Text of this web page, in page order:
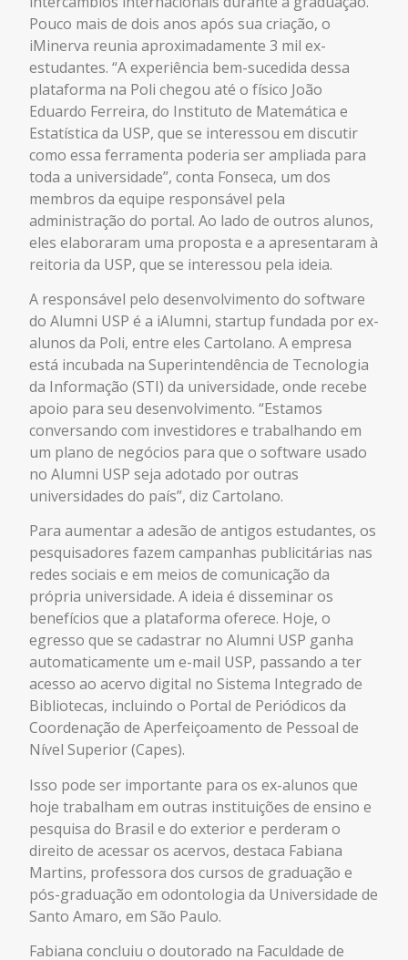
Pouco mais de dois anos após sua criação, o
iMinerva reunia aproximadamente 3 mil ex-
estudantes. “A experiência bem-sucedida dessa
plataforma na Poli chegou até o físico João
Eduardo Ferreira, do Instituto de Matemática e
Estatística da USP, que se interessou em discutir
como essa ferramenta poderia ser ampliada para
toda a universidade”, conta Fonseca, um dos
membros da equipe responsável pela
administração do portal. Ao lado de outros alunos,
eles elaboraram uma proposta e a apresentaram à
reitoria da USP, que se interessou pela ideia.
A responsável pelo desenvolvimento do software
do Alumni USP é a iAlumni, startup fundada por ex-
alunos da Poli, entre eles Cartolano. A empresa
está incubada na Superintendência de Tecnologia
da Informação (STI) da universidade, onde recebe
apoio para seu desenvolvimento. “Estamos
conversando com investidores e trabalhando em
um plano de negócios para que o software usado
no Alumni USP seja adotado por outras
universidades do país”, diz Cartolano.
Para aumentar a adesão de antigos estudantes, os
pesquisadores fazem campanhas publicitárias nas
redes sociais e em meios de comunicação da
própria universidade. A ideia é disseminar os
benefícios que a plataforma oferece. Hoje, o
egresso que se cadastrar no Alumni USP ganha
automaticamente um e-mail USP, passando a ter
acesso ao acervo digital no Sistema Integrado de
Bibliotecas, incluindo o Portal de Periódicos da
Coordenação de Aperfeiçoamento de Pessoal de
Nível Superior (Capes).
Isso pode ser importante para os ex-alunos que
hoje trabalham em outras instituições de ensino e
pesquisa do Brasil e do exterior e perderam o
direito de acessar os acervos, destaca Fabiana
Martins, professora dos cursos de graduação e
pós-graduação em odontologia da Universidade de
Santo Amaro, em São Paulo.
Fabiana concluiu o doutorado na Faculdade de